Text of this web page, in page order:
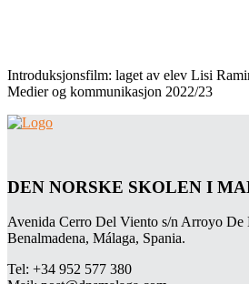
Introduksjonsfilm: laget av elev Lisi
Medier og kommunikasjon 2022/23
DEN NORSKE SKOLEN I
Avenida Cerro Del Viento s/n Arroyo De
Benalmadena, Málaga, Spania.
Tel: +34 952 577 380